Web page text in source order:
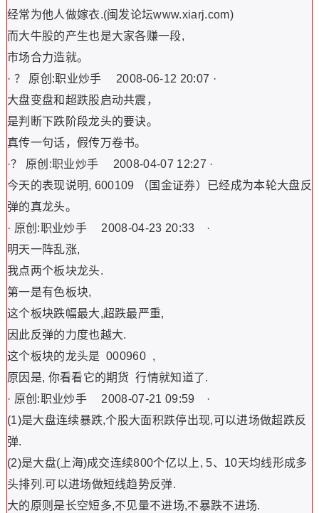
经常为他人做嫁衣.(闽发论坛www.xiarj.com)
而大牛股的产生也是大家各赚一段,
市场合力造就。
· ？ 原创:职业炒手 2008-06-12 20:07 ·
大盘变盘和超跌股启动共震，
是判断下跌阶段龙头的要诀。
真传一句话，假传万卷书。
·？ 原创:职业炒手 2008-04-07 12:27 ·
今天的表现说明, 600109 （国金证券）已经成为本轮大盘反
弹的真龙头。
· 原创:职业炒手 2008-04-23 20:33 ·
明天一阵乱涨,
我点两个板块龙头.
第一是有色板块,
这个板块跌幅最大,超跌最严重,
因此反弹的力度也越大.
这个板块的龙头是 000960 ,
原因是, 你看看它的期货 行情就知道了.
· 原创:职业炒手 2008-07-21 09:59 ·
(1)是大盘连续暴跌,个股大面积跌停出现,可以进场做超跌反
弹.
(2)是大盘(上海)成交连续800个亿以上, 5、10天均线形成多
头排列.可以进场做短线趋势反弹.
大的原则是长空短多,不见量不进场,不暴跌不进场.